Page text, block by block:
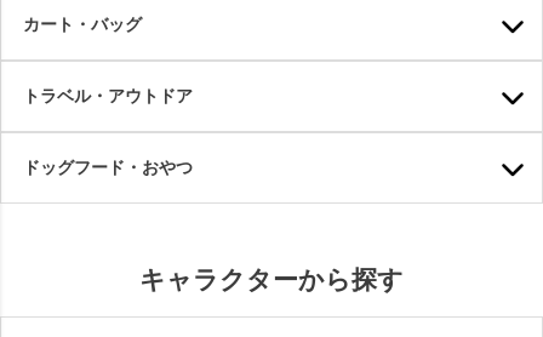
カート・バッグ
トラベル・アウトドア
ドッグフード・おやつ
キャラクターから探す